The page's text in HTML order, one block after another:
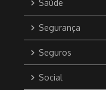
Saúde
Segurança
Seguros
Social